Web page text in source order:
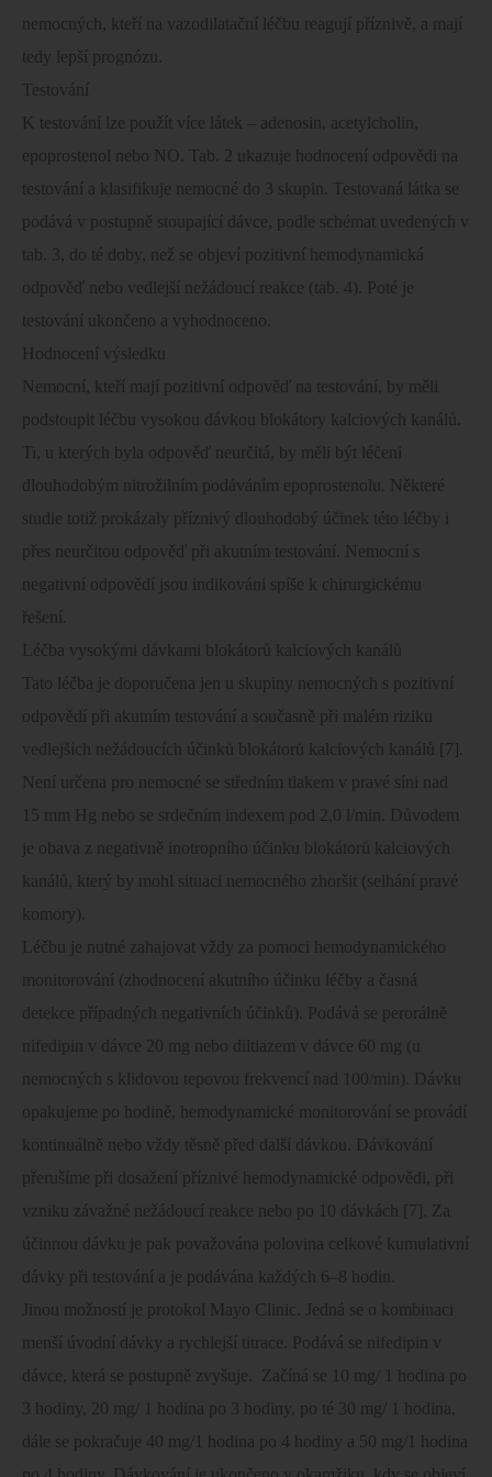
nemocných, kteří na vazodilatační léčbu reagují příznivě, a mají
tedy lepší prognózu.
Testování
K testování lze použít více látek – adenosin, acetylcholin,
epoprostenol nebo NO. Tab. 2 ukazuje hodnocení odpovědi na
testování a klasifikuje nemocné do 3 skupin. Testovaná látka se
podává v postupně stoupající dávce, podle schémat uvedených v
tab. 3, do té doby, než se objeví pozitivní hemodynamická
odpověď nebo vedlejší nežádoucí reakce (tab. 4). Poté je
testování ukončeno a vyhodnoceno.
Hodnocení výsledku
Nemocní, kteří mají pozitivní odpověď na testování, by měli
podstoupit léčbu vysokou dávkou blokátory kalciových kanálů.
Ti, u kterých byla odpověď neurčitá, by měli být léčeni
dlouhodobým nitrožilním podáváním epoprostenolu. Některé
studie totiž prokázaly příznivý dlouhodobý účinek této léčby i
přes neurčitou odpověď při akutním testování. Nemocní s
negativní odpovědí jsou indikováni spíše k chirurgickému
řešení.
Léčba vysokými dávkami blokátorů kalciových kanálů
Tato léčba je doporučena jen u skupiny nemocných s pozitivní
odpovědí při akutním testování a současně při malém riziku
vedlejších nežádoucích účinků blokátorů kalciových kanálů [7].
Není určena pro nemocné se středním tlakem v pravé síni nad
15 mm Hg nebo se srdečním indexem pod 2,0 l/min. Důvodem
je obava z negativně inotropního účinku blokátorů kalciových
kanálů, který by mohl situaci nemocného zhoršit (selhání pravé
komory).
Léčbu je nutné zahajovat vždy za pomoci hemodynamického
monitorování (zhodnocení akutního účinku léčby a časná
detekce případných negativních účinků). Podává se perorálně
nifedipin v dávce 20 mg nebo diltiazem v dávce 60 mg (u
nemocných s klidovou tepovou frekvencí nad 100/min). Dávku
opakujeme po hodině, hemodynamické monitorování se provádí
kontinuálně nebo vždy těsně před další dávkou. Dávkování
přerušíme při dosažení příznivé hemodynamické odpovědi, při
vzniku závažné nežádoucí reakce nebo po 10 dávkách [7]. Za
účinnou dávku je pak považována polovina celkové kumulativní
dávky při testování a je podávána každých 6–8 hodin.
Jinou možností je protokol Mayo Clinic. Jedná se o kombinaci
menší úvodní dávky a rychlejší titrace. Podává se nifedipin v
dávce, která se postupně zvyšuje.
Začíná se 10 mg/ 1 hodina po
3 hodiny, 20 mg/ 1 hodina po 3 hodiny, po té 30 mg/ 1 hodina,
dále se pokračuje 40 mg/1 hodina po 4 hodiny a 50 mg/1 hodina